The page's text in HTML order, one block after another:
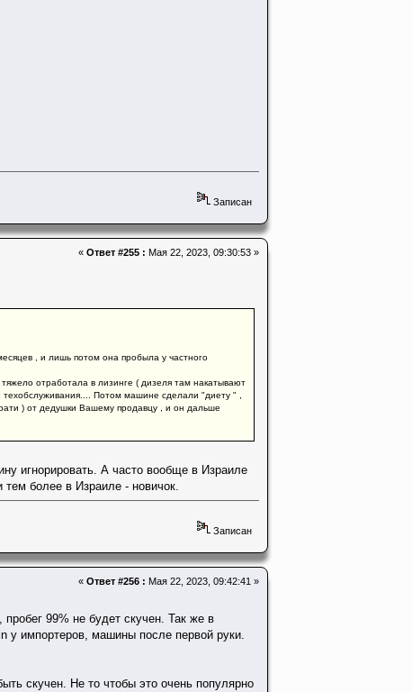
Записан
« Ответ #255 : Мая 22, 2023, 09:30:53 »
, и лишь потом она пробыла у частного
отработала в лизинге ( дизеля там накатывают
Потом машине сделали "диету " ,
) от дедушки Вашему продавцу , и он дальше
игнорировать. А часто вообще в Израиле
более в Израиле - новичок.
Записан
« Ответ #256 : Мая 22, 2023, 09:42:41 »
99% не будет скучен. Так же в
у импортеров, машины после первой руки.
скучен. Не то чтобы это очень популярно